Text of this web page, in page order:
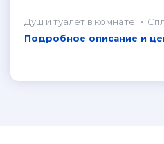
Душ и туалет в комнате
Подробное описание и